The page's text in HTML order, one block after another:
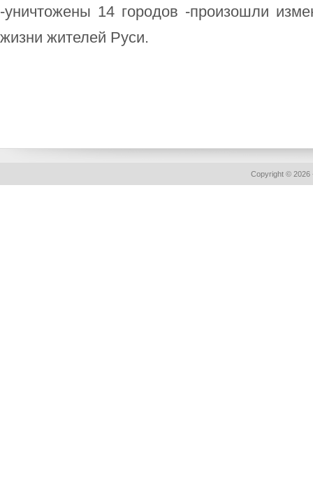
-уничтожены 14 городов -произошли
жизни жителей Руси.
Copyright © 2026